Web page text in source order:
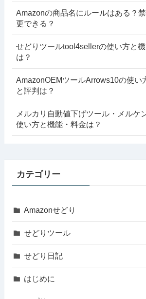
Amazonの商品名にルールはある？
更できる？
せどりツールtool4sellerの使い方と
は？
AmazonOEMツールArrows10の使い
と評判は？
メルカリ自動値下げツール・メルケ
使い方と機能・料金は？
カテゴリー
Amazonせどり
せどりツール
せどり日記
はじめに